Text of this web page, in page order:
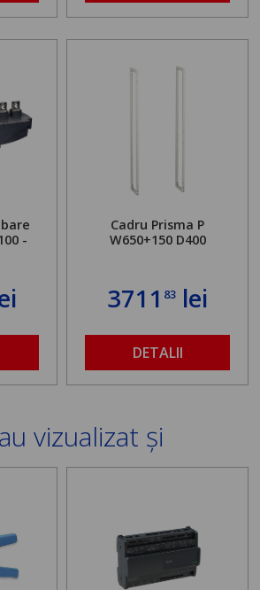
-
Cadru Prisma P
W650+150 D400
3711 83 lei
DETALII
vizualizat și